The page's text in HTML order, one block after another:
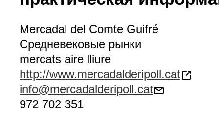
Mercadal del Comte Guifré
Средневековые рынки
mercats aire lliure
http://www.mercadalderipoll.cat
info@mercadalderipoll.cat
972 702 351